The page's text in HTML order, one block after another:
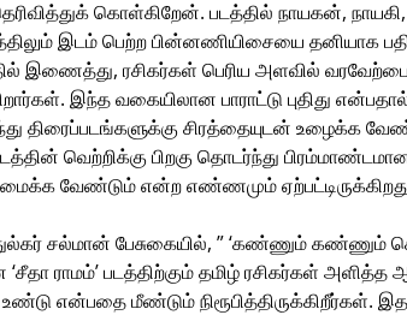
கொள்கிறேன். படத்தில் நாயகன்,
இடம் பெற்ற பின்னணியிசையை தனியாக
இணைத்து, ரசிகர்கள் பெரிய அளவில்
இந்த வகையிலான பாராட்டு புதிது
திரைப்படங்களுக்கு சிரத்தையுடன் உழைக்க
வெற்றிக்கு பிறகு தொடர்ந்து
வேண்டும் என்ற எண்ணமும்
சல்மான் பேசுகையில், ” ‘கண்ணும்
‘சீதா ராமம்’ படத்திற்கும் தமிழ் ரசிகர்கள்
என்பதை மீண்டும்